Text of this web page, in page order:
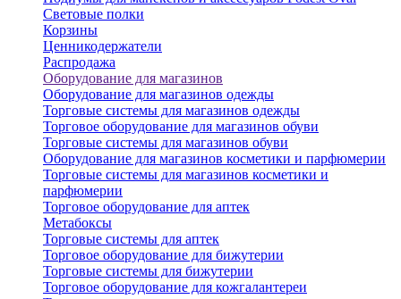
Световые полки
Корзины
Ценникодержатели
Распродажа
Оборудование для магазинов
Оборудование для магазинов одежды
Торговые системы для магазинов одежды
Торговое оборудование для магазинов обуви
Торговые системы для магазинов обуви
Оборудование для магазинов косметики и парфюмерии
Торговые системы для магазинов косметики и
парфюмерии
Торговое оборудование для аптек
Метабоксы
Торговые системы для аптек
Торговое оборудование для бижутерии
Торговые системы для бижутерии
Торговое оборудование для кожгалантереи